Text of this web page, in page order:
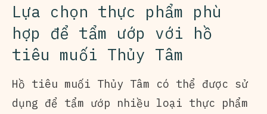
Lựa chọn thực phẩm phù
hợp để tẩm ướp với hồ
tiêu muối Thủy Tâm
Hồ tiêu muối Thủy Tâm có thể được sử
dụng để tẩm ướp nhiều loại thực phẩm